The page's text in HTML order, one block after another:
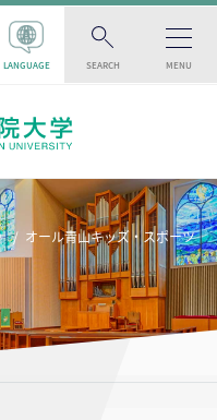
LANGUAGE SEARCH MENU
オール青山キッズ・スポーツ